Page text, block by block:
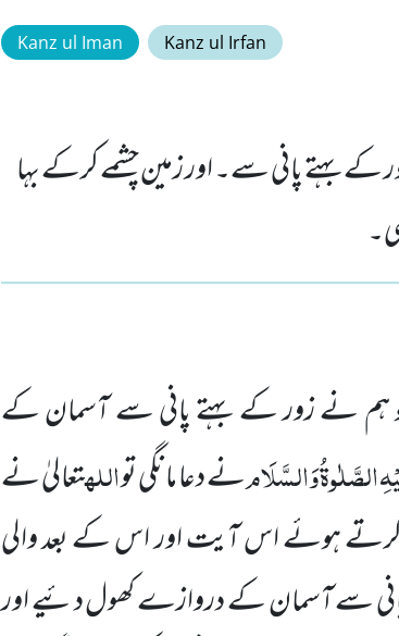
Kanz ul Iman Kanz ul Irfan
پانی سے۔ اور زمین چشمے کرکے بہا
ہم نے زور کے بہتے پانی سے آسمان کے
الصَّلٰوۃُوَالسَّلَامنے دعا مانگی تواللہتعالیٰ نے
کرتے ہوئے اس آیت اور اس کے بعد والی
سے آسمان کے دروازے کھول دئیے اور